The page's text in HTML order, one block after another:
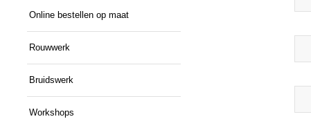
Online bestellen op maat
Rouwwerk
Bruidswerk
Workshops